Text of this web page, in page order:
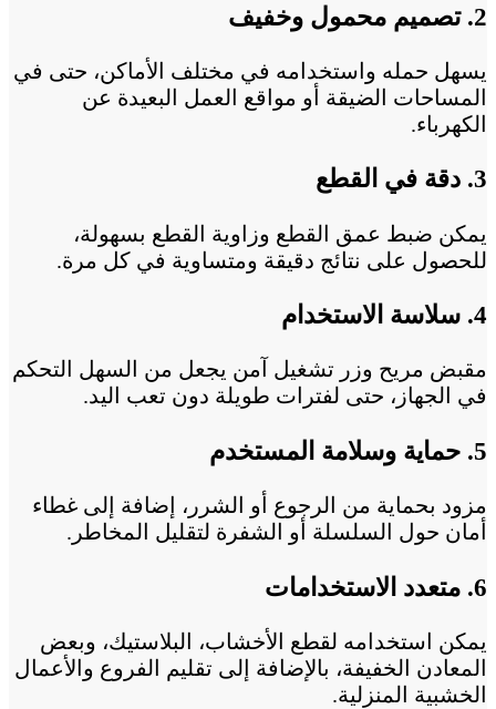
2. تصميم محمول وخفيف
يسهل حمله واستخدامه في مختلف الأماكن، حتى في
المساحات الضيقة أو مواقع العمل البعيدة عن
الكهرباء.
3. دقة في القطع
يمكن ضبط عمق القطع وزاوية القطع بسهولة،
للحصول على نتائج دقيقة ومتساوية في كل مرة.
4. سلاسة الاستخدام
مقبض مريح وزر تشغيل آمن يجعل من السهل التحكم
في الجهاز، حتى لفترات طويلة دون تعب اليد.
5. حماية وسلامة المستخدم
مزود بحماية من الرجوع أو الشرر، إضافة إلى غطاء
أمان حول السلسلة أو الشفرة لتقليل المخاطر.
6. متعدد الاستخدامات
يمكن استخدامه لقطع الأخشاب، البلاستيك، وبعض
المعادن الخفيفة، بالإضافة إلى تقليم الفروع والأعمال
الخشبية المنزلية.